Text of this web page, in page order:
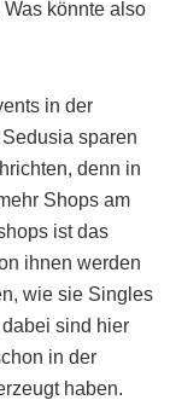
könnte also
in der
sparen
denn in
Shops am
ist das
ihnen werden
wie sie Singles
sind hier
in der
haben.